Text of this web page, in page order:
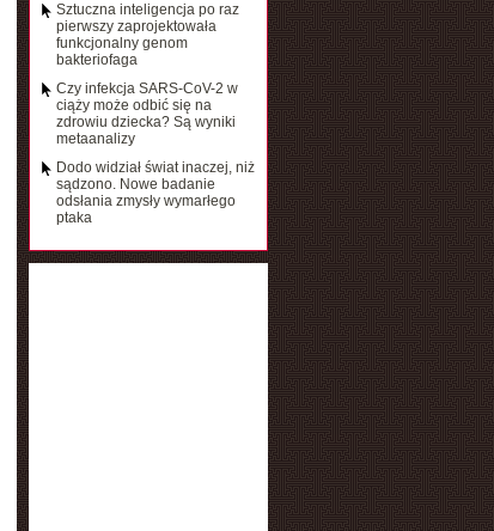
Sztuczna inteligencja po raz
pierwszy zaprojektowała
funkcjonalny genom
bakteriofaga
Czy infekcja SARS-CoV-2 w
ciąży może odbić się na
zdrowiu dziecka? Są wyniki
metaanalizy
Dodo widział świat inaczej, niż
sądzono. Nowe badanie
odsłania zmysły wymarłego
ptaka